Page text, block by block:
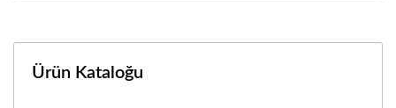
Ürün Kataloğu